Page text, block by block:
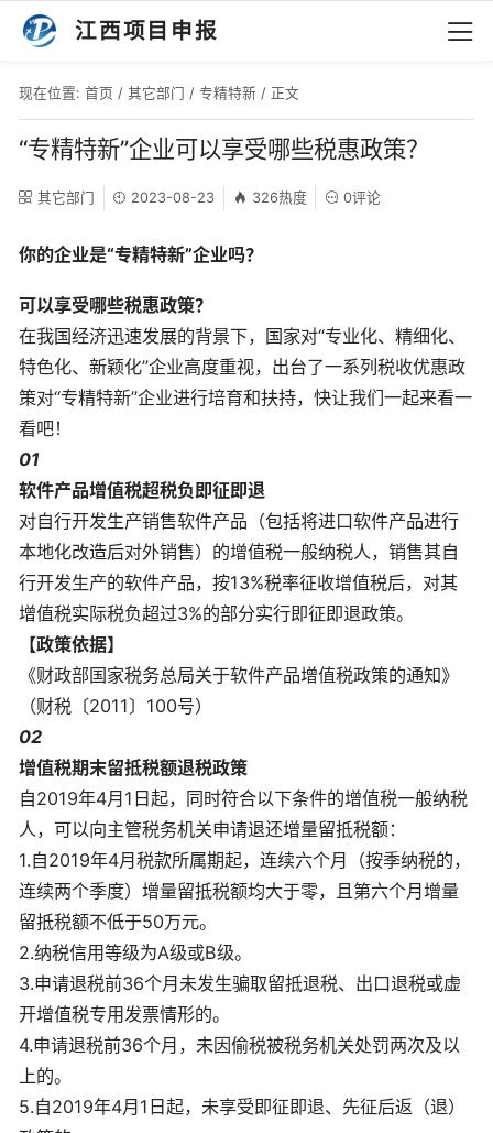
江西项目申报
现在位置: 首页 / 其它部门 / 专精特新 / 正文
“专精特新”企业可以享受哪些税惠政策？
其它部门 2023-08-23 326热度 0评论
你的企业是“专精特新”企业吗？
可以享受哪些税惠政策？
在我国经济迅速发展的背景下，国家对“专业化、精细化、
特色化、新颖化”企业高度重视，出台了一系列税收优惠政
策对“专精特新”企业进行培育和扶持，快让我们一起来看一
看吧！
01
软件产品增值税超税负即征即退
对自行开发生产销售软件产品（包括将进口软件产品进行
本地化改造后对外销售）的增值税一般纳税人，销售其自
行开发生产的软件产品，按13%税率征收增值税后，对其
增值税实际税负超过3%的部分实行即征即退政策。
【政策依据】
《财政部国家税务总局关于软件产品增值税政策的通知》
（财税〔2011〕100号）
02
增值税期末留抵税额退税政策
自2019年4月1日起，同时符合以下条件的增值税一般纳税
人，可以向主管税务机关申请退还增量留抵税额：
1.自2019年4月税款所属期起，连续六个月（按季纳税的，
连续两个季度）增量留抵税额均大于零，且第六个月增量
留抵税额不低于50万元。
2.纳税信用等级为A级或B级。
3.申请退税前36个月未发生骗取留抵退税、出口退税或虚
开增值税专用发票情形的。
4.申请退税前36个月，未因偷税被税务机关处罚两次及以
上的。
5.自2019年4月1日起，未享受即征即退、先征后返（退）